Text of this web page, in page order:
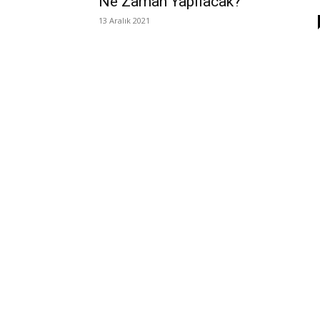
13 Aralık 2021